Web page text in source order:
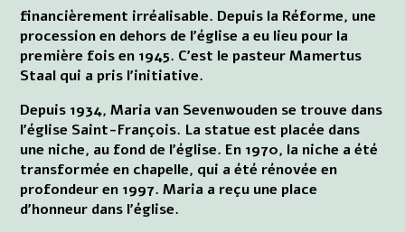
financièrement irréalisable. Depuis la Réforme, une
procession en dehors de l'église a eu lieu pour la
première fois en 1945. C'est le pasteur Mamertus
Staal qui a pris l'initiative.
Depuis 1934, Maria van Sevenwouden se trouve dans
l'église Saint-François. La statue est placée dans
une niche, au fond de l'église. En 1970, la niche a été
transformée en chapelle, qui a été rénovée en
profondeur en 1997. Maria a reçu une place
d'honneur dans l'église.